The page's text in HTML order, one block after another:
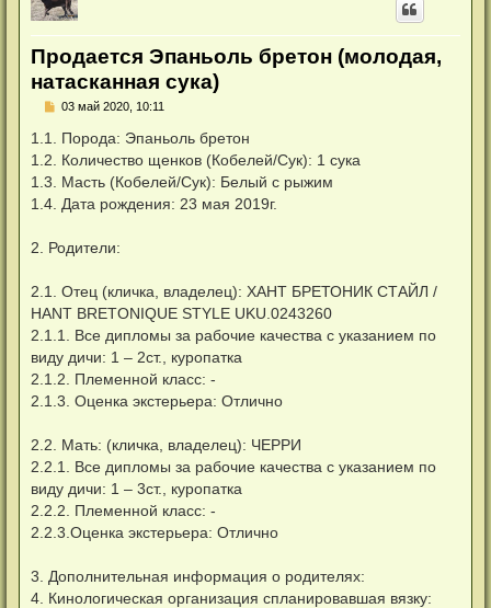
Продается Эпаньоль бретон (молодая,
натасканная сука)
Н
п
о
ч
и
т
н
с
о
б
е
н
е
03 май 2020, 10:11
1.1. Порода: Эпаньоль бретон
1.2. Количество щенков (Кобелей/Сук): 1 сука
1.3. Масть (Кобелей/Сук): Белый с рыжим
1.4. Дата рождения: 23 мая 2019г.
2. Родители:
2.1. Отец (кличка, владелец): ХАНТ БРЕТОНИК СТАЙЛ /
HANT BRETONIQUE STYLE UKU.0243260
2.1.1. Все дипломы за рабочие качества с указанием по
виду дичи: 1 – 2ст., куропатка
2.1.2. Племенной класс: -
2.1.3. Оценка экстерьера: Отлично
2.2. Мать: (кличка, владелец): ЧЕРРИ
2.2.1. Все дипломы за рабочие качества с указанием по
виду дичи: 1 – 3ст., куропатка
2.2.2. Племенной класс: -
2.2.3.Оценка экстерьера: Отлично
3. Дополнительная информация о родителях:
4. Кинологическая организация спланировавшая вязку: